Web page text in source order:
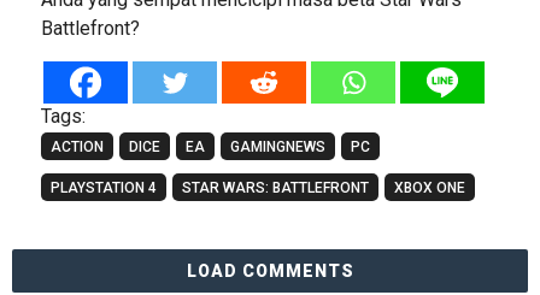
Battlefront?
Tags:
ACTION DICE EA GAMINGNEWS PC
PLAYSTATION 4 STAR WARS: BATTLEFRONT XBOX ONE
LOAD COMMENTS